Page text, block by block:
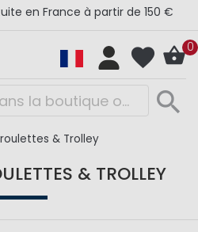
en France à partir de 150 €
0
& Trolley
& TROLLEY